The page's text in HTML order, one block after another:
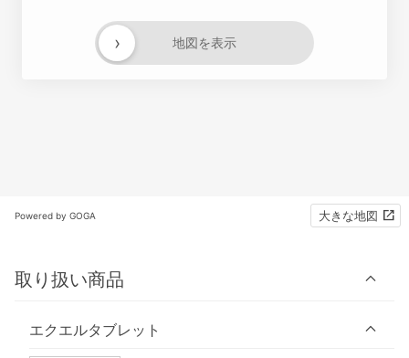
地図を表示
›
Powered by GOGA 大きな地図
取り扱い商品
エクエルタブレット